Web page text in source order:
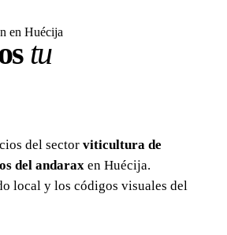
en Huécija
tu
del sector viticultura de
del andarax en Huécija.
local y los códigos visuales del